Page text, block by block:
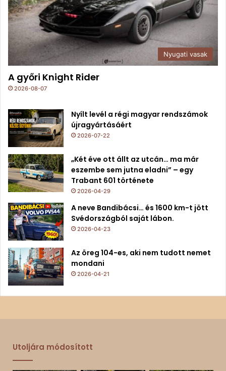
Nyugati vasak
A győri Knight Rider
2026-08-07
Nyílt levél a régi magyar rendszámok
újragyártásáért
2026-07-22
„Két éve ott állt az utcán… ma már
eszembe sem jutna eladni” – egy
Trabant 601 története
2026-04-29
A neve Bandibácsi… és 1600 km-t jött
Svédországból saját lábon.
2026-04-23
Az öreg 104-es, aki nem tudott nemet
mondani
2026-04-21
Utoljára módosított